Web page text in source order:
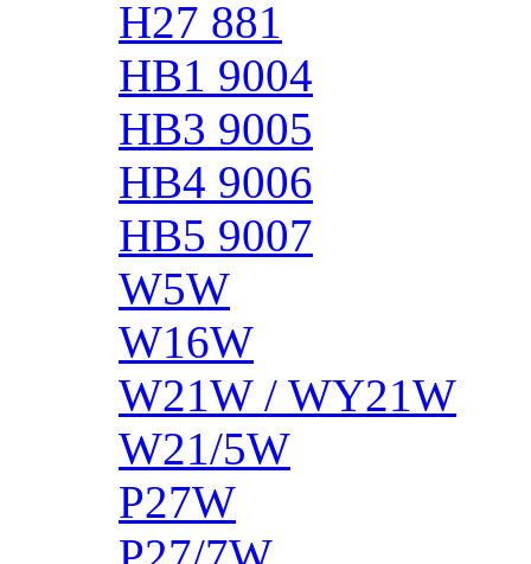
H27 881
HB1 9004
HB3 9005
HB4 9006
HB5 9007
W5W
W16W
W21W / WY21W
W21/5W
P27W